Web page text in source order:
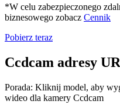
*W celu zabezpieczonego
biznesowego zobacz Cennik
Pobierz teraz
Ccdcam adresy
Porada: Kliknij model, aby
wideo dla kamery Ccdcam